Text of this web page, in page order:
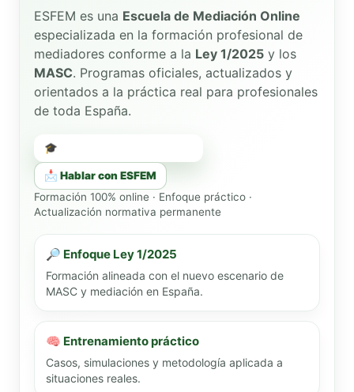
ESFEM es una Escuela de Mediación Online
especializada en la formación profesional de
mediadores conforme a la Ley 1/2025 y los
MASC. Programas oficiales, actualizados y
orientados a la práctica real para profesionales
de toda España.
🎓 Ver cursos de mediación
📩 Hablar con ESFEM
Formación 100% online · Enfoque práctico ·
Actualización normativa permanente
🔎 Enfoque Ley 1/2025
Formación alineada con el nuevo escenario de
MASC y mediación en España.
🧠 Entrenamiento práctico
Casos, simulaciones y metodología aplicada a
situaciones reales.